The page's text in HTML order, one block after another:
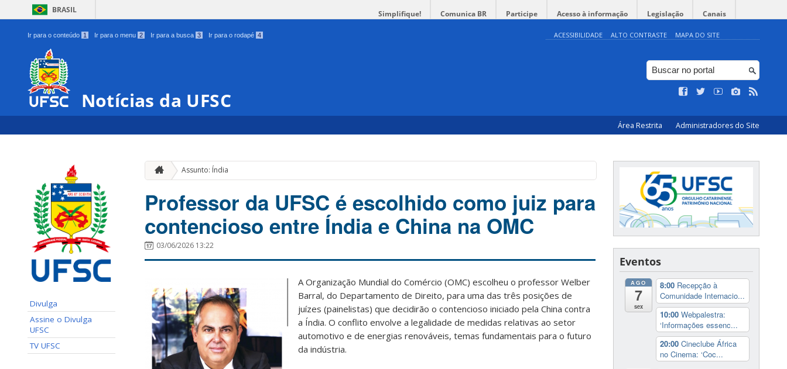
BRASIL Simplifique! Comunica BR Participe Acesso à informação Legislação Canais
Ir para o conteúdo 1 Ir para o menu 2 Ir para a busca 3 Ir para o rodapé 4 ACESSIBILIDADE ALTO CONTRASTE MAPA DO SITE
Notícias da UFSC
Área Restrita Administradores do Site
Divulga
Assine o Divulga
UFSC
TV UFSC
Assunto: Índia
Professor da UFSC é escolhido como juiz para
contencioso entre Índia e China na OMC
03/06/2026 13:22
A Organização Mundial do Comércio (OMC) escolheu o professor Welber
Barral, do Departamento de Direito, para uma das três posições de
juízes (painelistas) que decidirão o contencioso iniciado pela China contra
a Índia. O conflito envolve a legalidade de medidas relativas ao setor
automotivo e de energias renováveis, temas fundamentais para o futuro
da indústria.
Eventos
AGO
7
sex
8:00 Recepção à
Comunidade Internacio...
10:00 Webpalestra:
‘Informações essenc...
20:00 Cineclube África
no Cinema: ‘Coc...